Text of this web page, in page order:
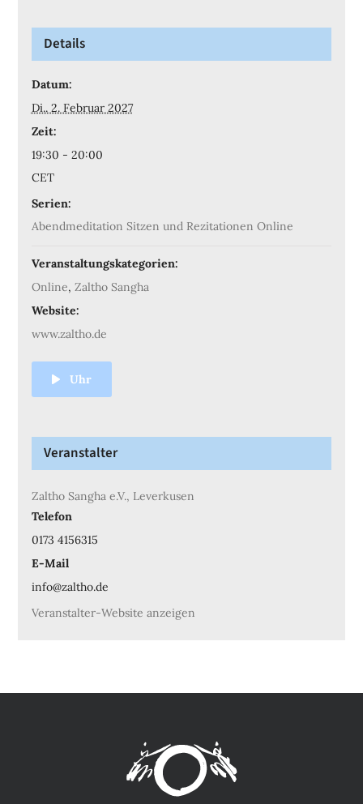
Details
Datum:
Di.. 2. Februar 2027
Zeit:
19:30 - 20:00
CET
Serien:
Abendmeditation Sitzen und Rezitationen Online
Veranstaltungskategorien:
Online, Zaltho Sangha
Website:
www.zaltho.de
Uhr
Veranstalter
Zaltho Sangha e.V., Leverkusen
Telefon
0173 4156315
E-Mail
info@zaltho.de
Veranstalter-Website anzeigen